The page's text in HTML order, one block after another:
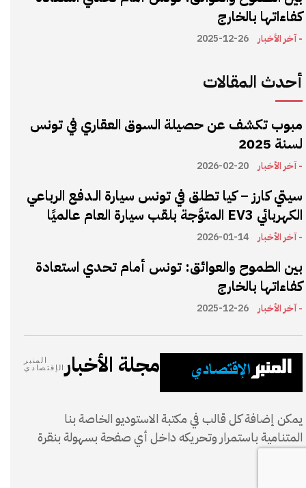
كفاءاتها بالخارج
- آخر الأخبار 2025-12-26
أحدث المقالات
مبوب تكشف عن حصيلة السوق العقاري في تونس
لسنة 2025
- آخر الأخبار 2026-02-20
سيتي كارز – كيا تطلق في تونس سيارة الـدفع الرباعي
الكهربائي EV3 المتوَّجة بلقب سيارة العام عالميًا
- آخر الأخبار 2026-01-14
بين الطموح والعوائق: تونس أمام تحدي استعادة
كفاءاتها بالخارج
- آخر الأخبار 2025-12-26
مجلة الأخبار
المنبر
الإقتصادي
يمكن إضافة كل قالب في مكتبة الاستوديو الخاصة بنا
المتنامية باستمرار وتحريكه داخل أي صفحة بسهولة بنقرة